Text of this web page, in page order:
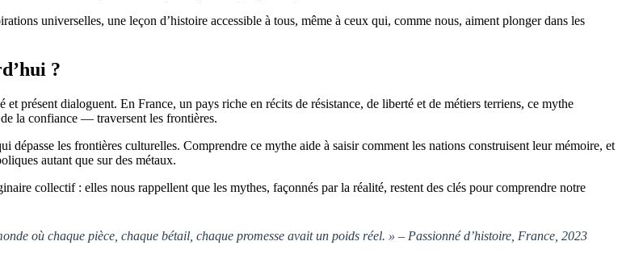
universelles, une leçon d’histoire accessible à tous, même à ceux qui, comme nous, aiment plonger dans les
?
présent dialoguent. En France, un pays riche en récits de résistance, de liberté et de métiers terriens, ce mythe
la confiance — traversent les frontières.
les frontières culturelles. Comprendre ce mythe aide à saisir comment les nations construisent leur mémoire, et
autant que sur des métaux.
collectif : elles nous rappellent que les mythes, façonnés par la réalité, restent des clés pour comprendre notre
où chaque pièce, chaque bétail, chaque promesse avait un poids réel. » – Passionné d’histoire, France, 2023